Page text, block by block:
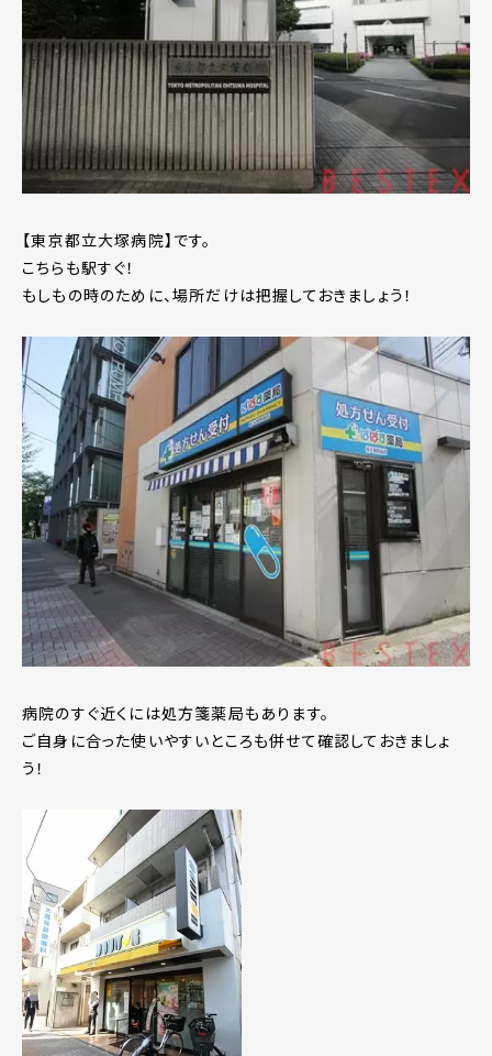
【東京都立大塚病院】です。
こちらも駅すぐ！
もしもの時のために、場所だけは把握しておきましょう！
病院のすぐ近くには処方箋薬局もあります。
ご自身に合った使いやすいところも併せて確認しておきましょ
う！